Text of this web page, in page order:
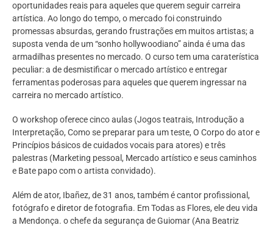
oportunidades reais para aqueles que querem seguir carreira
artística. Ao longo do tempo, o mercado foi construindo
promessas absurdas, gerando frustrações em muitos artistas; a
suposta venda de um “sonho hollywoodiano” ainda é uma das
armadilhas presentes no mercado. O curso tem uma caraterística
peculiar: a de desmistificar o mercado artístico e entregar
ferramentas poderosas para aqueles que querem ingressar na
carreira no mercado artístico.
O workshop oferece cinco aulas (Jogos teatrais, Introdução a
Interpretação, Como se preparar para um teste, O Corpo do ator e
Princípios básicos de cuidados vocais para atores) e três
palestras (Marketing pessoal, Mercado artístico e seus caminhos
e Bate papo com o artista convidado).
Além de ator, Ibañez, de 31 anos, também é cantor profissional,
fotógrafo e diretor de fotografia. Em Todas as Flores, ele deu vida
a Mendonça. o chefe da segurança de Guiomar (Ana Beatriz